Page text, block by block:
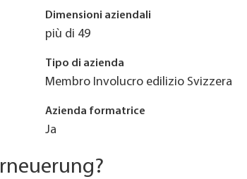
Dimensioni aziendali
più di 49
Tipo di azienda
Membro Involucro edilizio Svizzera
Azienda formatrice
Ja